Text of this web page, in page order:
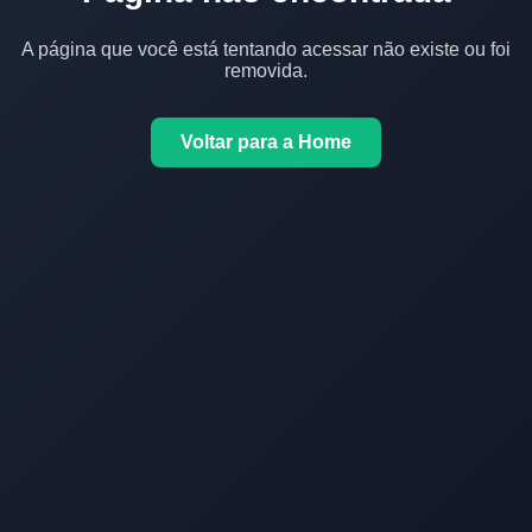
A página que você está tentando acessar não existe ou foi
removida.
Voltar para a Home